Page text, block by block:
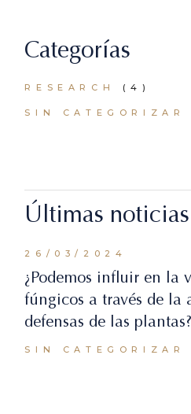
Categorías
RESEARCH (4)
SIN CATEGORIZAR
Últimas noticias
26/03/2024
¿Podemos influir en la
fúngicos a través de la
defensas de las plantas?
SIN CATEGORIZAR